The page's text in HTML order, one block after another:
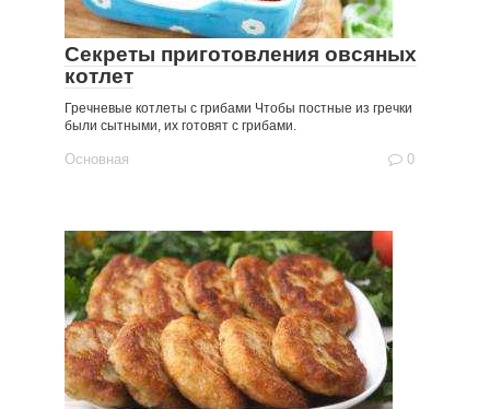
Секреты приготовления овсяных
котлет
Гречневые котлеты с грибами Чтобы постные из гречки
были сытными, их готовят с грибами.
Основная 0